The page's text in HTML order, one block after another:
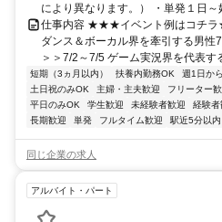
により異なります。） ・単発１日～
仕事内容 ★★★イベント例はコチ
ダンス＆ボーカル界を牽引する男性
＞＞7/2～7/5 ゲーム実況界を代表す
短期（3ヵ月以内） 扶養内勤務OK 週1日か
土日祝のみOK
主婦・主夫歓迎 フリーター
平日のみOK
学生歓迎 未経験者歓迎 経験者
長期歓迎
単発 フルタイム歓迎 駅近5分以内
同じ企業の求人
アルバイト・パート